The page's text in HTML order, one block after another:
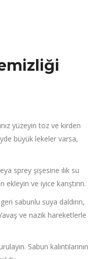
yüzeyin toz ve kirden
büyük lekeler varsa,
sprey şişesine ılık su
ekleyin ve iyice karıştırın.
sabunlu suya daldırın,
ve nazik hareketlerle
Sabun kalıntılarının